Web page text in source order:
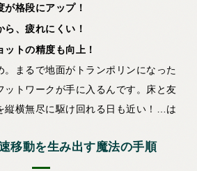
格段にアップ！
、疲れにくい！
トの精度も向上！
。まるで地面がトランポリンになった
ットワークが手に入るんです。床と友
縦横無尽に駆け回れる日も近い！…は
移動を生み出す魔法の手順